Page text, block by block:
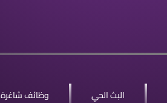
البث الحي وظائف شاغرة